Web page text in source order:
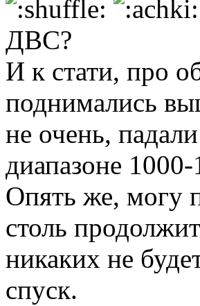
ДВС?
И к стати, про
поднимались
не очень,
диапазоне
Опять же, могу
столь
никаких не
спуск.